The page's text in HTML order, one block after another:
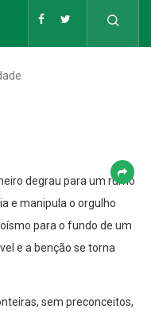
degrau para um rumo
e manipula o orgulho
para o fundo de um
e a benção se torna
sem preconceitos,